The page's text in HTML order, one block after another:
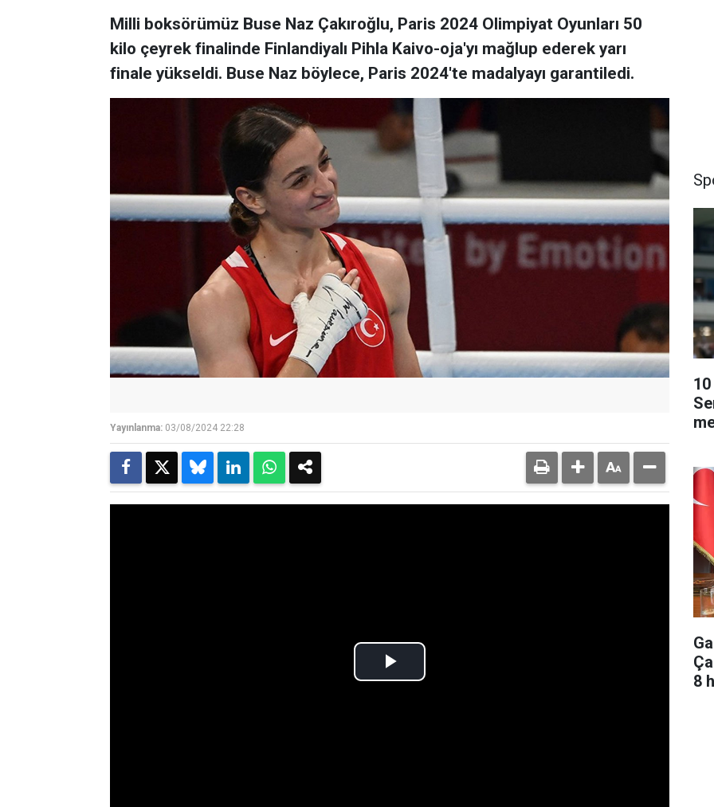
Milli boksörümüz Buse Naz Çakıroğlu, Paris 2024 Olimpiyat Oyunları 50
kilo çeyrek finalinde Finlandiyalı Pihla Kaivo-oja'yı mağlup ederek yarı
finale yükseldi. Buse Naz böylece, Paris 2024'te madalyayı garantiledi.
Yayınlanma: 03/08/2024 22:28
8